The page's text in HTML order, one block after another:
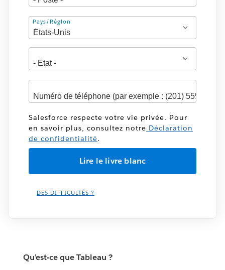
Adresse
Pays/Région
Salesforce respecte votre vie privée. Pour
en savoir plus, consultez notre Déclaration
de confidentialité.
DES DIFFICULTÉS ?
Qu'est-ce que Tableau ?